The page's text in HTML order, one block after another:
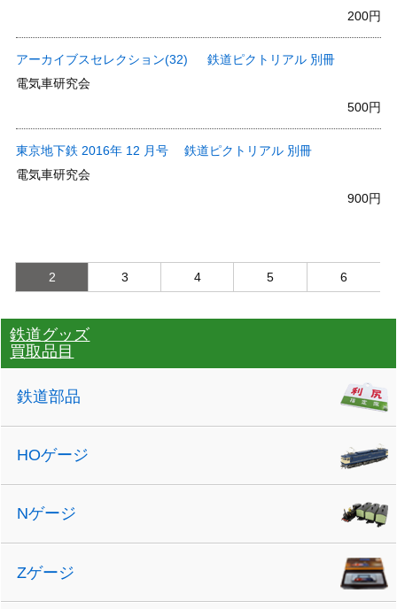
200円
アーカイブスセレクション(32) 鉄道ピクトリアル 別冊
電気車研究会
500円
東京地下鉄 2016年 12 月号 鉄道ピクトリアル 別冊
電気車研究会
900円
2 3 4 5 6
鉄道グッズ
買取品目
鉄道部品
HOゲージ
Nゲージ
Zゲージ